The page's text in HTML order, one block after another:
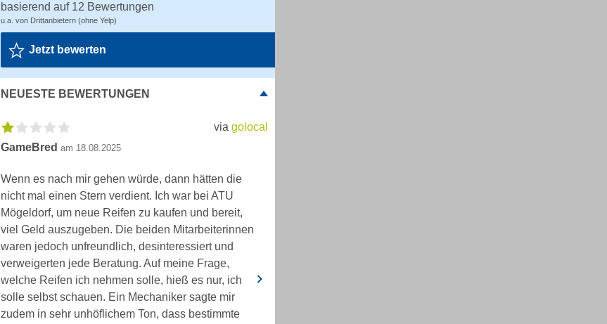
basierend auf 12 Bewertungen
u.a. von Drittanbietern (ohne Yelp)
Jetzt bewerten
NEUESTE BEWERTUNGEN
via golocal
GameBred am 18.08.2025
Wenn es nach mir gehen würde, dann hätten die
nicht mal einen Stern verdient. Ich war bei ATU
Mögeldorf, um neue Reifen zu kaufen und bereit,
viel Geld auszugeben. Die beiden Mitarbeiterinnen
waren jedoch unfreundlich, desinteressiert und
verweigerten jede Beratung. Auf meine Frage,
welche Reifen ich nehmen solle, hieß es nur, ich
solle selbst schauen. Ein Mechaniker sagte mir
zudem in sehr unhöflichem Ton, dass bestimmte